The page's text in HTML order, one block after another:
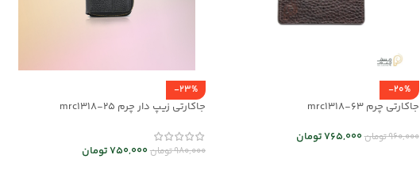
-20%
جاکارتی چرم mrc1318-63
960,000تومان765,000تومان
-23%
جاکارتی زیپ دار چرم mrc1318-25
980,000تومان750,000تومان